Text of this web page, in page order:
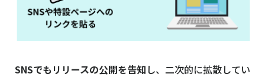
SNSでもリリースの公開を告知 し、二次的に拡散してい